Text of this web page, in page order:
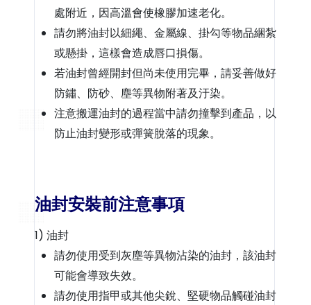
處附近，因高溫會使橡膠加速老化。
請勿將油封以細繩、金屬線、掛勾等物品綑紮
或懸掛，這樣會造成唇口損傷。
若油封曾經開封但尚未使用完畢，請妥善做好
防鏽、防砂、塵等異物附著及汙染。
注意搬運油封的過程當中請勿撞擊到產品，以
防止油封變形或彈簧脫落的現象。
油封安裝前注意事項
1) 油封
請勿使用受到灰塵等異物沾染的油封，該油封
可能會導致失效。
請勿使用指甲或其他尖銳、堅硬物品觸碰油封